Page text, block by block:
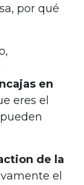
por qué
en
eres el
de la
el